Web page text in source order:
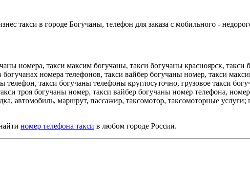
такси в городе Богучаны, телефон для заказа с мобильного -
номера, такси максим богучаны, такси богучаны красноярск, такси
номера телефонов, такси вайбер богучаны номер, такси
телефон, такси богучаны телефоны круглосуточно, грузовое такси
троя богучаны номер, такси вайбер богучаны номер телефона,
автомобиль, маршрут, пассажир, таксомотор, таксомоторные услуги;
номер телефона такси в любом городе России.